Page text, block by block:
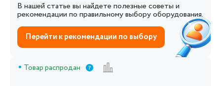
В нашей статье вы найдете полезные советы и
рекомендации по правильному выбору оборудования.
Перейти к рекомендации по выбору
Товар распродан